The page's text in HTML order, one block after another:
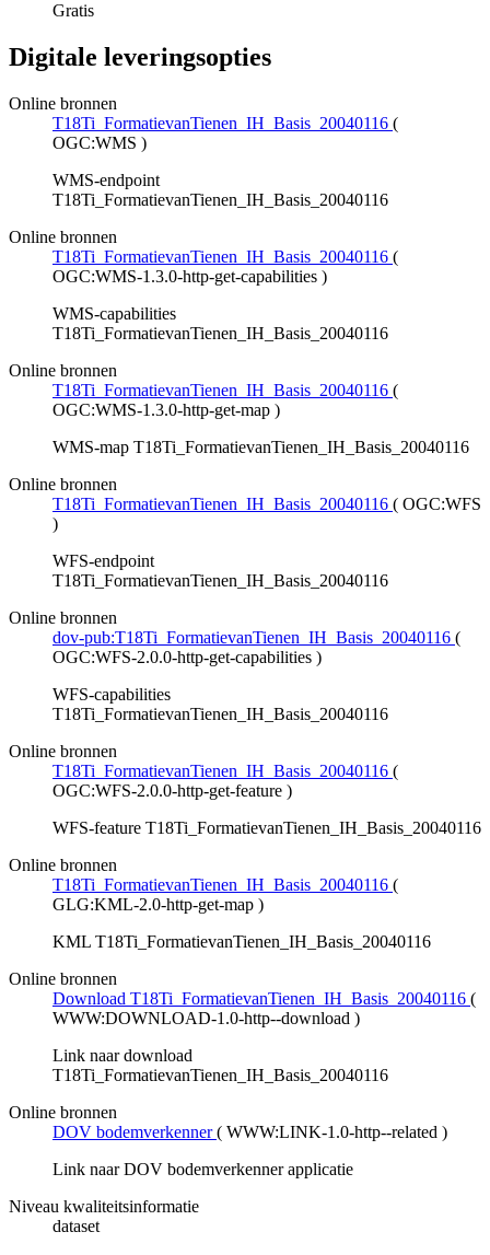
Gratis
Digitale leveringsopties
Online bronnen
T18Ti_FormatievanTienen_IH_Basis_20040116 (
OGC:WMS )
WMS-endpoint
T18Ti_FormatievanTienen_IH_Basis_20040116
Online bronnen
T18Ti_FormatievanTienen_IH_Basis_20040116 (
OGC:WMS-1.3.0-http-get-capabilities )
WMS-capabilities
T18Ti_FormatievanTienen_IH_Basis_20040116
Online bronnen
T18Ti_FormatievanTienen_IH_Basis_20040116 (
OGC:WMS-1.3.0-http-get-map )
WMS-map T18Ti_FormatievanTienen_IH_Basis_20040116
Online bronnen
T18Ti_FormatievanTienen_IH_Basis_20040116 ( OGC:WFS
)
WFS-endpoint
T18Ti_FormatievanTienen_IH_Basis_20040116
Online bronnen
dov-pub:T18Ti_FormatievanTienen_IH_Basis_20040116 (
OGC:WFS-2.0.0-http-get-capabilities )
WFS-capabilities
T18Ti_FormatievanTienen_IH_Basis_20040116
Online bronnen
T18Ti_FormatievanTienen_IH_Basis_20040116 (
OGC:WFS-2.0.0-http-get-feature )
WFS-feature T18Ti_FormatievanTienen_IH_Basis_20040116
Online bronnen
T18Ti_FormatievanTienen_IH_Basis_20040116 (
GLG:KML-2.0-http-get-map )
KML T18Ti_FormatievanTienen_IH_Basis_20040116
Online bronnen
Download T18Ti_FormatievanTienen_IH_Basis_20040116 (
WWW:DOWNLOAD-1.0-http--download )
Link naar download
T18Ti_FormatievanTienen_IH_Basis_20040116
Online bronnen
DOV bodemverkenner ( WWW:LINK-1.0-http--related )
Link naar DOV bodemverkenner applicatie
Niveau kwaliteitsinformatie
dataset